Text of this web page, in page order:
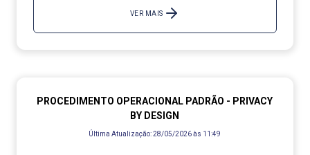
VER MAIS
PROCEDIMENTO OPERACIONAL PADRÃO - PRIVACY
BY DESIGN
Última Atualização: 28/05/2026 às 11:49